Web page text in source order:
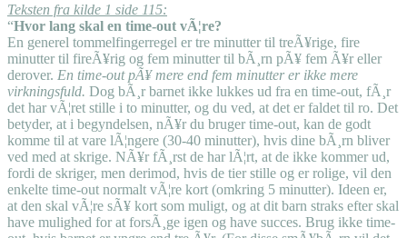
Teksten fra kilde 1 side 115:
“Hvor lang skal en time-out vÃ¦re?
En generel tommelfingerregel er tre minutter til treÃ¥rige, fire
minutter til fireÃ¥rig og fem minutter til bÃ¸rn pÃ¥ fem Ã¥r eller
derover. En time-out pÃ¥ mere end fem minutter er ikke mere
virkningsfuld. Dog bÃ¸r barnet ikke lukkes ud fra en time-out, fÃ¸r
det har vÃ¦ret stille i to minutter, og du ved, at det er faldet til ro. Det
betyder, at i begyndelsen, nÃ¥r du bruger time-out, kan de godt
komme til at vare lÃ¦ngere (30-40 minutter), hvis dine bÃ¸rn bliver
ved med at skrige. NÃ¥r fÃ¸rst de har lÃ¦rt, at de ikke kommer ud,
fordi de skriger, men derimod, hvis de tier stille og er rolige, vil den
enkelte time-out normalt vÃ¦re kort (omkring 5 minutter). Ideen er,
at den skal vÃ¦re sÃ¥ kort som muligt, og at dit barn straks efter skal
have mulighed for at forsÃ¸ge igen og have succes. Brug ikke time-